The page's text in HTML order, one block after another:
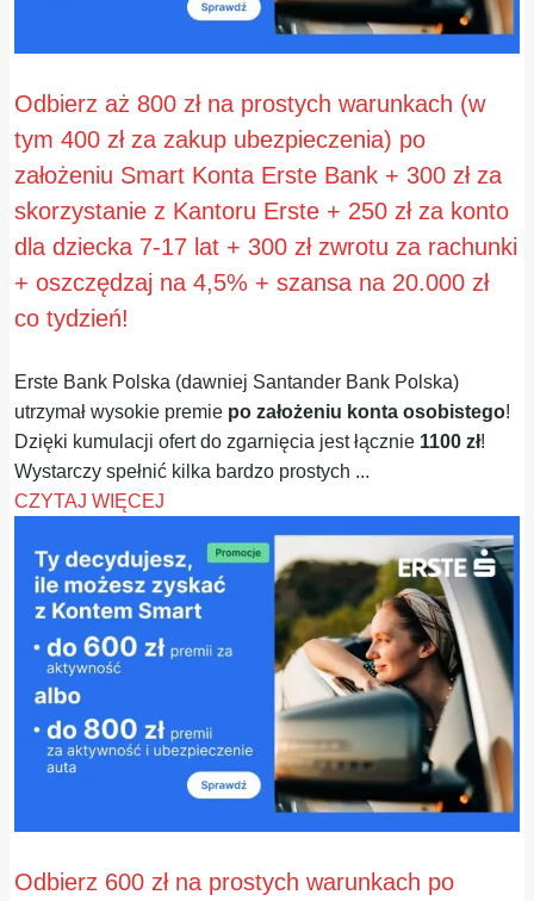
Odbierz aż 800 zł na prostych warunkach (w
tym 400 zł za zakup ubezpieczenia) po
założeniu Smart Konta Erste Bank + 300 zł za
skorzystanie z Kantoru Erste + 250 zł za konto
dla dziecka 7-17 lat + 300 zł zwrotu za rachunki
+ oszczędzaj na 4,5% + szansa na 20.000 zł
co tydzień!
Erste Bank Polska (dawniej Santander Bank Polska)
utrzymał wysokie premie po założeniu konta osobistego!
Dzięki kumulacji ofert do zgarnięcia jest łącznie 1100 zł!
Wystarczy spełnić kilka bardzo prostych ...
CZYTAJ WIĘCEJ
Odbierz 600 zł na prostych warunkach po